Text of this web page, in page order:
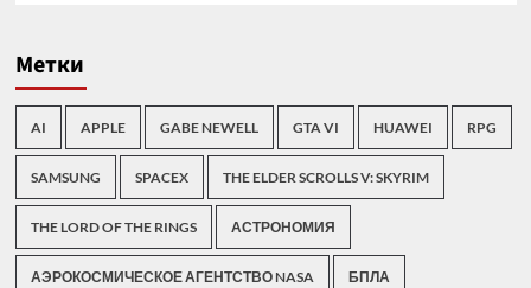
Метки
AI APPLE GABE NEWELL GTA VI HUAWEI RPG
SAMSUNG SPACEX THE ELDER SCROLLS V: SKYRIM
THE LORD OF THE RINGS АСТРОНОМИЯ
АЭРОКОСМИЧЕСКОЕ АГЕНТСТВО NASA БПЛА